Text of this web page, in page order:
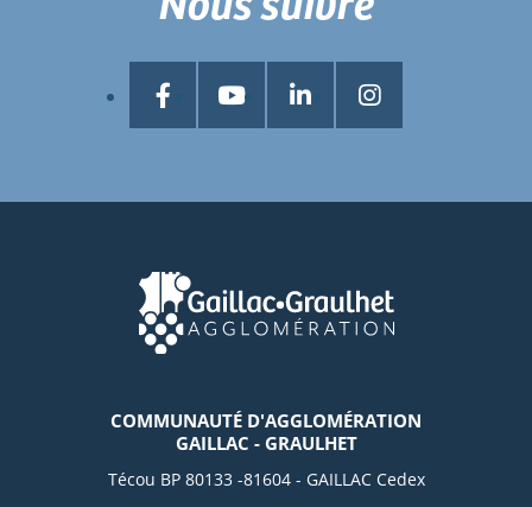
COMMUNAUTÉ D'AGGLOMÉRATION
GAILLAC - GRAULHET
Técou BP 80133 -81604 - GAILLAC Cedex